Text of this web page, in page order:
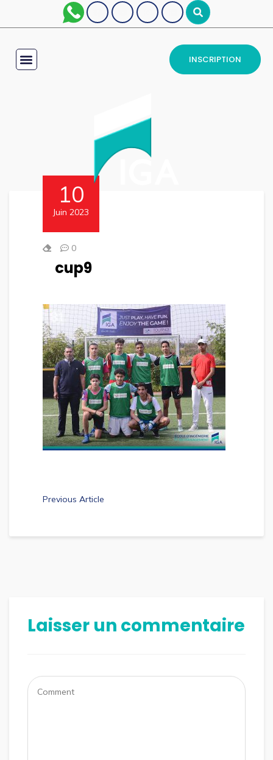
INSCRIPTION
10
Juin 2023
0
cup9
Previous Article
Laisser un commentaire